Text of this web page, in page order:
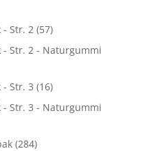
- Str. 2 (57)
- Str. 2 - Naturgummi
- Str. 3 (16)
- Str. 3 - Naturgummi
(284)